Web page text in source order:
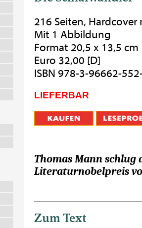
216 Seiten,
Mit 1 Abbildung
Format 20,5 x 13,5 cm
Euro 32,00 [D]
ISBN 978-3-96662-
LIEFERBAR
Thomas Mann schlug
Literaturnobelpreis
Zum Text